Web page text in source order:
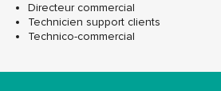
Directeur commercial
Technicien support clients
Technico-commercial